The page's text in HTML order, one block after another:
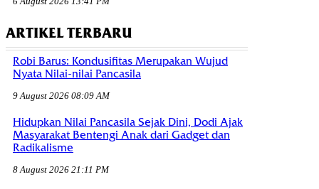
ARTIKEL TERBARU
Robi Barus: Kondusifitas Merupakan Wujud
Nyata Nilai-nilai Pancasila
9 August 2026 08:09 AM
Hidupkan Nilai Pancasila Sejak Dini, Dodi Ajak
Masyarakat Bentengi Anak dari Gadget dan
Radikalisme
8 August 2026 21:11 PM